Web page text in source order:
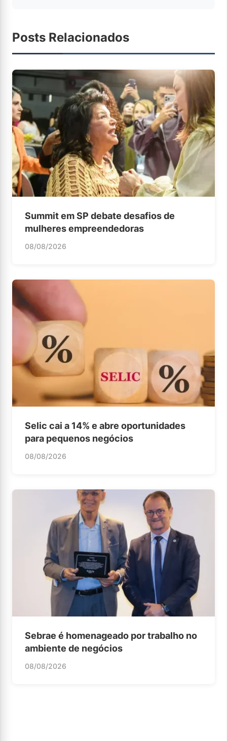
Posts Relacionados
Summit em SP debate desafios de
mulheres empreendedoras
08/08/2026
Selic cai a 14% e abre oportunidades
para pequenos negócios
08/08/2026
Sebrae é homenageado por trabalho no
ambiente de negócios
08/08/2026